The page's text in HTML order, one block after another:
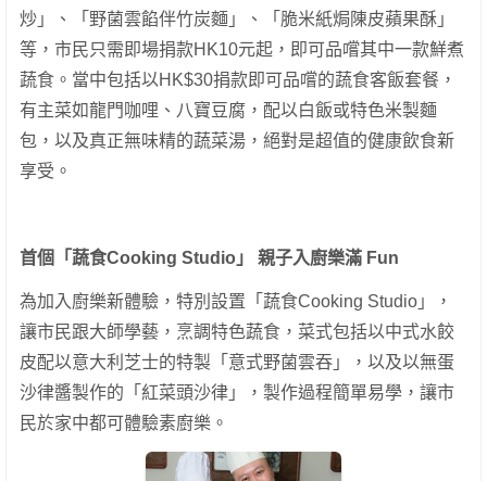
炒」、「野菌雲餡伴竹炭麵」、「脆米紙焗陳皮蘋果酥」
等，市民只需即場捐款HK10元起，即可品嚐其中一款鮮煮
蔬食。當中包括以HK$30捐款即可品嚐的蔬食客飯套餐，
有主菜如龍門咖哩、八寶豆腐，配以白飯或特色米製麵
包，以及真正無味精的蔬菜湯，絕對是超值的健康飲食新
享受。
首個「蔬食Cooking Studio」 親子入廚樂滿 Fun
為加入廚樂新體驗，特別設置「蔬食Cooking Studio」，
讓市民跟大師學藝，烹調特色蔬食，菜式包括以中式水餃
皮配以意大利芝士的特製「意式野菌雲吞」，以及以無蛋
沙律醬製作的「紅菜頭沙律」，製作過程簡單易學，讓市
民於家中都可體驗素廚樂。